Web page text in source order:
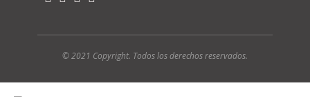
© 2021 Copyright. Todos los derechos reservados.